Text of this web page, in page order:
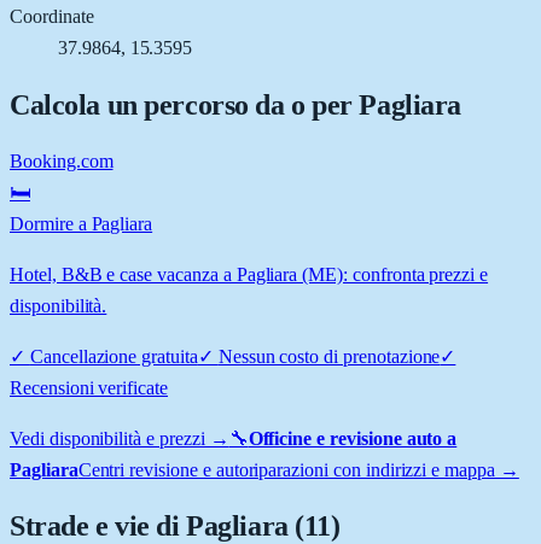
Coordinate
37.9864, 15.3595
Calcola un percorso da o perPagliara
Booking.com
🛏️
Dormire a Pagliara
Hotel, B&B e case vacanza a Pagliara (ME): confronta prezzi e
disponibilità.
✓ Cancellazione gratuita✓ Nessun costo di prenotazione✓
Recensioni verificate
Vedi disponibilità e prezzi → 🔧Officine e revisione auto a
PagliaraCentri revisione e autoriparazioni con indirizzi e mappa →
Strade e vie diPagliara (11)